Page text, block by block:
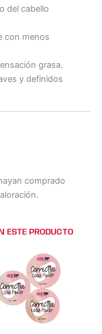
del cabello
con menos
grasa.
y definidos
comprado
ESTE PRODUCTO